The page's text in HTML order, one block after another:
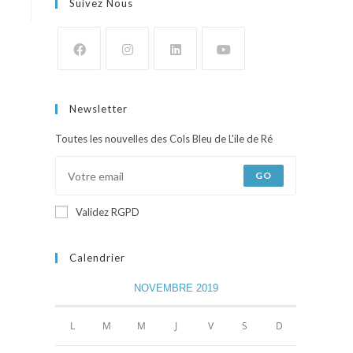
Suivez Nous
Newsletter
Toutes les nouvelles des Cols Bleu de L'ile de Ré
GO
Validez RGPD
Calendrier
NOVEMBRE 2019
L M M J V S D